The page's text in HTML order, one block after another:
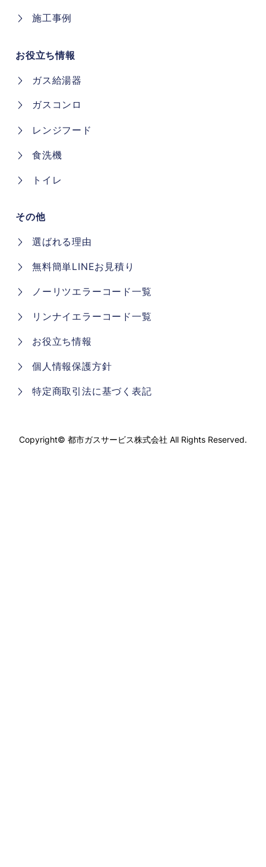
Copyright© 都市ガスサービス株式会社 All Rights Reserved.
お役立ち情報
トイレ
食洗機
レンジフード
ガスコンロ
ガス給湯器
施工事例
個人情報保護方針
お役立ち情報
リンナイエラーコード一覧
ノーリツエラーコード一覧
無料簡単LINEお見積り
選ばれる理由
その他
特定商取引法に基づく表記